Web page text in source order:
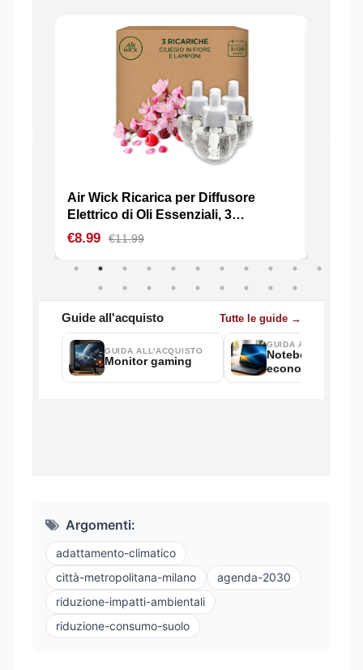
Argomenti:
adattamento-climatico
città-metropolitana-milano
agenda-2030
riduzione-impatti-ambientali
riduzione-consumo-suolo